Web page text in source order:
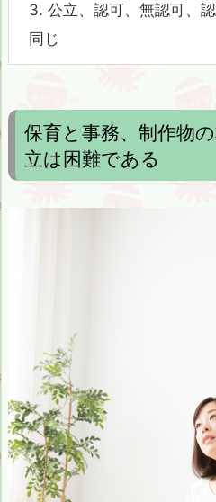
3. 公立、認可、無認可、
同じ
保育と事務、制作物
立は困難である